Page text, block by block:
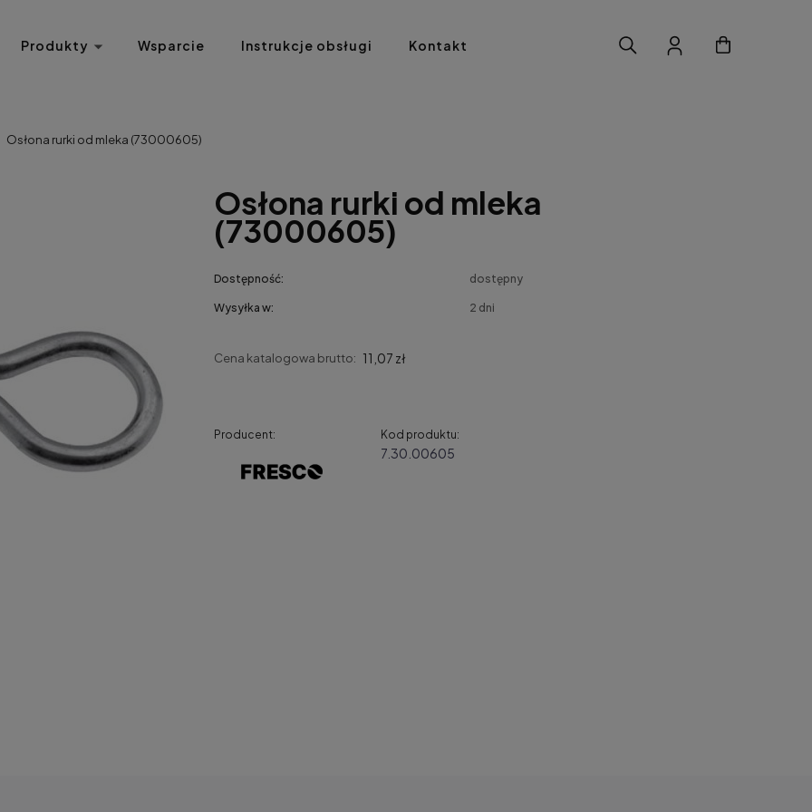
Produkty Wsparcie Instrukcje obsługi Kontakt
Osłona rurki od mleka (73000605)
Osłona rurki od mleka
(73000605)
Dostępność: dostępny
Wysyłka w: 2 dni
Cena katalogowa brutto: 11,07 zł
Producent: Kod produktu:
7.30.00605